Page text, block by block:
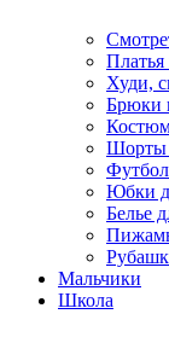
Худи,
Брюки
Шорты
Юбки
Белье
Мальчики
Школа